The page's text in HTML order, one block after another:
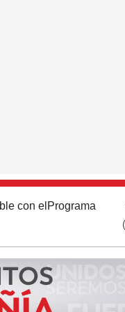
con el Programa